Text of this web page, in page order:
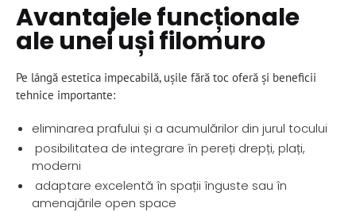
Avantajele funcționale
ale unei uși filomuro
Pe lângă estetica impecabilă, ușile fără toc oferă și beneficii
tehnice importante:
eliminarea prafului și a acumulărilor din jurul tocului
posibilitatea de integrare în pereți drepți, plați,
moderni
adaptare excelentă în spații înguste sau în
amenajările open space